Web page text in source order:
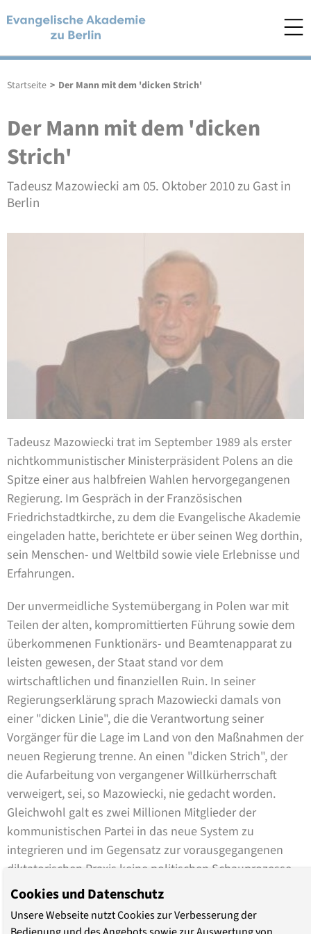
Startseite > Der Mann mit dem 'dicken Strich'
Der Mann mit dem 'dicken
Strich'
Tadeusz Mazowiecki am 05. Oktober 2010 zu Gast in
Berlin
Tadeusz Mazowiecki trat im September 1989 als erster
nichtkommunistischer Ministerpräsident Polens an die
Spitze einer aus halbfreien Wahlen hervorgegangenen
Regierung. Im Gespräch in der Französischen
Friedrichstadtkirche, zu dem die Evangelische Akademie
eingeladen hatte, berichtete er über seinen Weg dorthin,
sein Menschen- und Weltbild sowie viele Erlebnisse und
Erfahrungen.
Der unvermeidliche Systemübergang in Polen war mit
Teilen der alten, kompromittierten Führung sowie dem
überkommenen Funktionärs- und Beamtenapparat zu
leisten gewesen, der Staat stand vor dem
wirtschaftlichen und finanziellen Ruin. In seiner
Regierungserklärung sprach Mazowiecki damals von
einer "dicken Linie", die die Verantwortung seiner
Vorgänger für die Lage im Land von den Maßnahmen der
neuen Regierung trenne. An einen "dicken Strich", der
die Aufarbeitung von vergangener Willkürherrschaft
verweigert, sei, so Mazowiecki, nie gedacht worden.
Gleichwohl galt es zwei Millionen Mitglieder der
kommunistischen Partei in das neue System zu
integrieren und im Gegensatz zur vorausgegangenen
diktatorischen Praxis keine politischen Schauprozesse
zu führen, sondern in der Demokratie die juristische
Aufarbeitung durch eine unabhängige Gerichtsbarkeit zu
gewährleisten. Humorvoll-resignativ fügte sich
Cookies und Datenschutz
Unsere Webseite nutzt Cookies zur Verbesserung der